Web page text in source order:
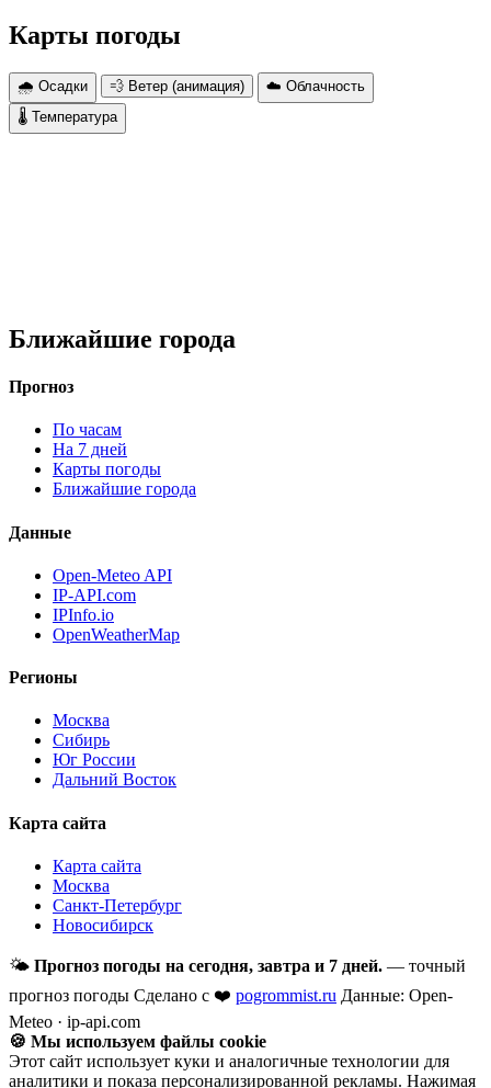
Карты погоды
🌧 Осадки 💨 Ветер (анимация)
☁️ Облачность
🌡 Температура
Ближайшие города
Прогноз
По часам
На 7 дней
Карты погоды
Ближайшие города
Данные
Open-Meteo API
IP-API.com
IPInfo.io
OpenWeatherMap
Регионы
Москва
Сибирь
Юг России
Дальний Восток
Карта сайта
Карта сайта
Москва
Санкт-Петербург
Новосибирск
🌤 Прогноз погоды на сегодня, завтра и 7 дней. — точный
прогноз погоды Сделано с ❤️ pogrommist.ru Данные: Open-
Meteo · ip-api.com
🍪 Мы используем файлы cookie
Этот сайт использует куки и аналогичные технологии для
аналитики и показа персонализированной рекламы. Нажимая